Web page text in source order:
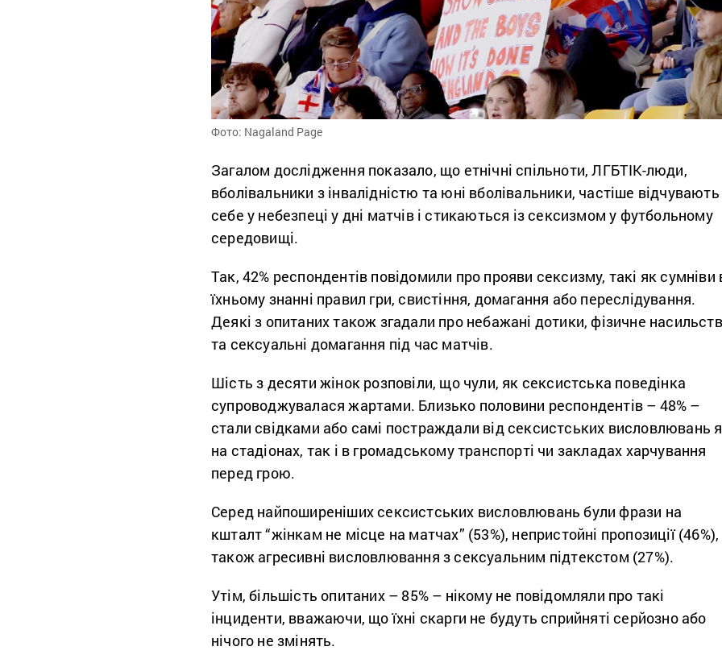
Фото: Nagaland Page
Загалом дослідження показало, що етнічні спільноти, ЛГБТІК-люди,
вболівальники з інвалідністю та юні вболівальники, частіше відчувають
себе у небезпеці у дні матчів і стикаються із сексизмом у футбольному
середовищі.
Так, 42% респондентів повідомили про прояви сексизму, такі як сумніви
їхньому знанні правил гри, свистіння, домагання або переслідування.
Деякі з опитаних також згадали про небажані дотики, фізичне
та сексуальні домагання під час матчів.
Шість з десяти жінок розповіли, що чули, як сексистська поведінка
супроводжувалася жартами. Близько половини респондентів – 48% –
стали свідками або самі постраждали від сексистських висловлювань
на стадіонах, так і в громадському транспорті чи закладах харчування
перед грою.
Серед найпоширеніших сексистських висловлювань були фрази на
кшталт “жінкам не місце на матчах” (53%), непристойні пропозиції
також агресивні висловлювання з сексуальним підтекстом (27%).
Утім, більшість опитаних – 85% – нікому не повідомляли про такі
інциденти, вважаючи, що їхні скарги не будуть сприйняті серйозно або
нічого не змінять.